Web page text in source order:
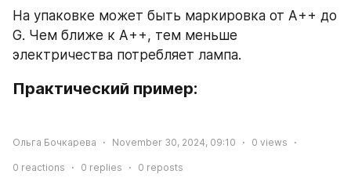
На упаковке может быть маркировка от A++ до
G. Чем ближе к A++, тем меньше
электричества потребляет лампа.
Практический пример:
Ольга Бочкарева November 30, 2024, 09:10 0 views
0 reactions 0 replies 0 reposts